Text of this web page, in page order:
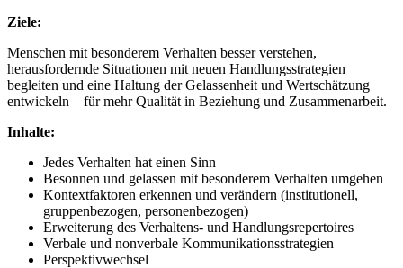
Ziele:
Menschen mit besonderem Verhalten besser verstehen,
herausfordernde Situationen mit neuen Handlungsstrategien
begleiten und eine Haltung der Gelassenheit und Wertschätzung
entwickeln – für mehr Qualität in Beziehung und Zusammenarbeit.
Inhalte:
Jedes Verhalten hat einen Sinn
Besonnen und gelassen mit besonderem Verhalten umgehen
Kontextfaktoren erkennen und verändern (institutionell,
gruppenbezogen, personenbezogen)
Erweiterung des Verhaltens- und Handlungsrepertoires
Verbale und nonverbale Kommunikationsstrategien
Perspektivwechsel